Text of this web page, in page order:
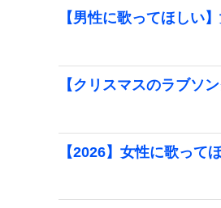
【男性に歌ってほしい
【クリスマスのラブソ
【2026】女性に歌って